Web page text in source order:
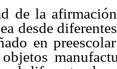
de la
desde
en